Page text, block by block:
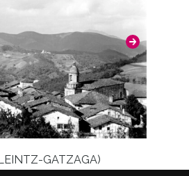
las imágenes
GATZAGA)